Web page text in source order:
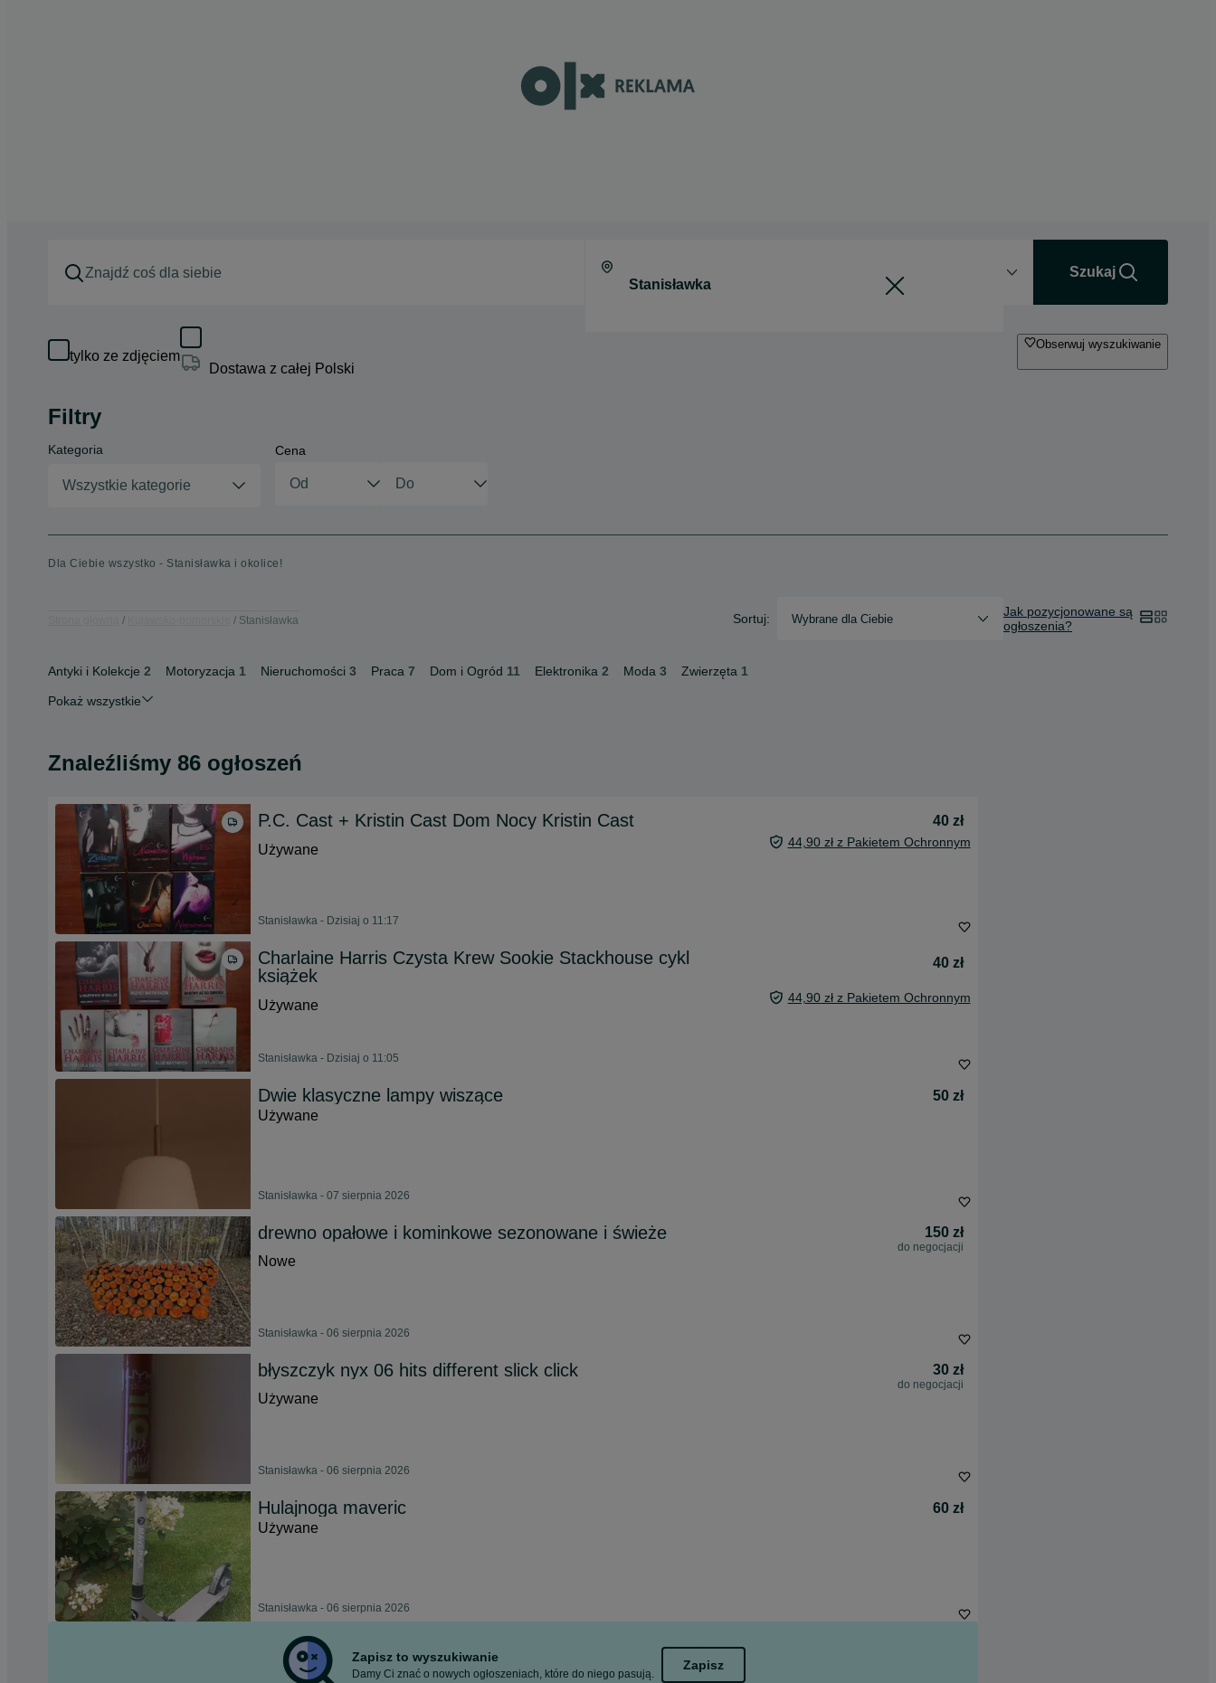
Szukaj
tylko ze zdjęciem
Dostawa z całej Polski
Obserwuj wyszukiwanie
Filtry
Kategoria
Wszystkie kategorie
Cena
Dla Ciebie wszystko - Stanisławka i okolice!
Stanisławka Sortuj: Wybrane dla Ciebie
Jak pozycjonowane są
ogłoszenia?
Antyki i Kolekcje 2 Motoryzacja 1 Nieruchomości 3 Praca 7 Dom i Ogród 11 Elektronika 2 Moda 3 Zwierzęta 1
Pokaż wszystkie
Znaleźliśmy 86 ogłoszeń
P.C. Cast + Kristin Cast Dom Nocy Kristin Cast
40 zł
Używane
44,90 zł z Pakietem Ochronnym
Stanisławka - Dzisiaj o 11:17
Charlaine Harris Czysta Krew Sookie Stackhouse cykl
książek
40 zł
Używane 44,90 zł z Pakietem Ochronnym
Stanisławka - Dzisiaj o 11:05
Dwie klasyczne lampy wiszące
50 zł
Używane
Stanisławka - 07 sierpnia 2026
drewno opałowe i kominkowe sezonowane i świeże 150 zł
do negocjacji
Nowe
Stanisławka - 06 sierpnia 2026
błyszczyk nyx 06 hits different slick click 30 zł
do negocjacji
Używane
Stanisławka - 06 sierpnia 2026
Hulajnoga maveric
60 zł
Używane
Stanisławka - 06 sierpnia 2026
Zapisz to wyszukiwanie
Damy Ci znać o nowych ogłoszeniach, które do niego pasują.
Zapisz